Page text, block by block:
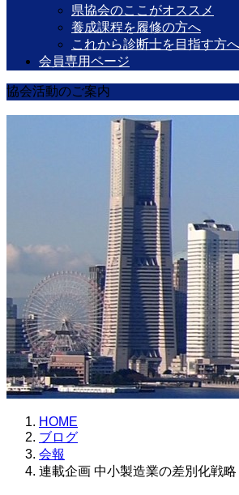
県協会のここがオススメ
養成課程を履修の方へ
これから診断士を目指す方へ
会員専用ページ
協会活動のご案内
HOME
ブログ
会報
連載企画 中小製造業の差別化戦略